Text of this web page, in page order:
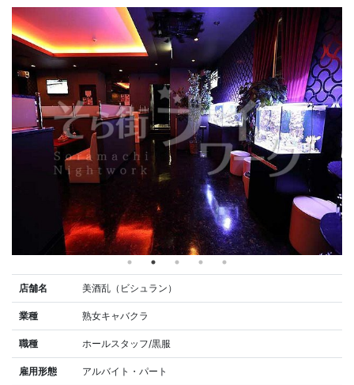
店舗名 美酒乱（ビシュラン）
業種 熟女キャバクラ
職種 ホールスタッフ/黒服
雇用形態 アルバイト・パート